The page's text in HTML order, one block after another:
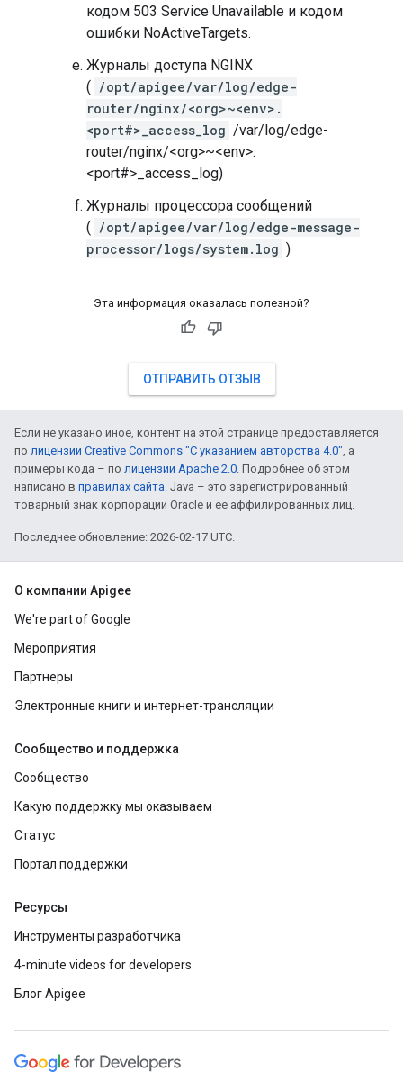
кодом 503 Service Unavailable и кодом
ошибки NoActiveTargets.
Журналы доступа NGINX
( /opt/apigee/var/log/edge-
router/nginx/<org>~<env>.
<port#>_access_log /var/log/edge-
router/nginx/<org>~<env>.
<port#>_access_log)
Журналы процессора сообщений
( /opt/apigee/var/log/edge-message-
processor/logs/system.log )
Эта информация оказалась полезной?
ОТПРАВИТЬ ОТЗЫВ
Если не указано иное, контент на этой странице предоставляется
по лицензии Creative Commons "С указанием авторства 4.0", а
примеры кода – по лицензии Apache 2.0. Подробнее об этом
написано в правилах сайта. Java – это зарегистрированный
товарный знак корпорации Oracle и ее аффилированных лиц.
Последнее обновление: 2026-02-17 UTC.
О компании Apigee
We're part of Google
Мероприятия
Партнеры
Электронные книги и интернет-трансляции
Сообщество и поддержка
Сообщество
Какую поддержку мы оказываем
Статус
Портал поддержки
Ресурсы
Инструменты разработчика
4-minute videos for developers
Блог Apigee